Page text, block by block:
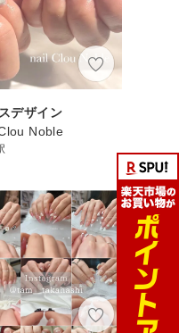
デザイン
Noble